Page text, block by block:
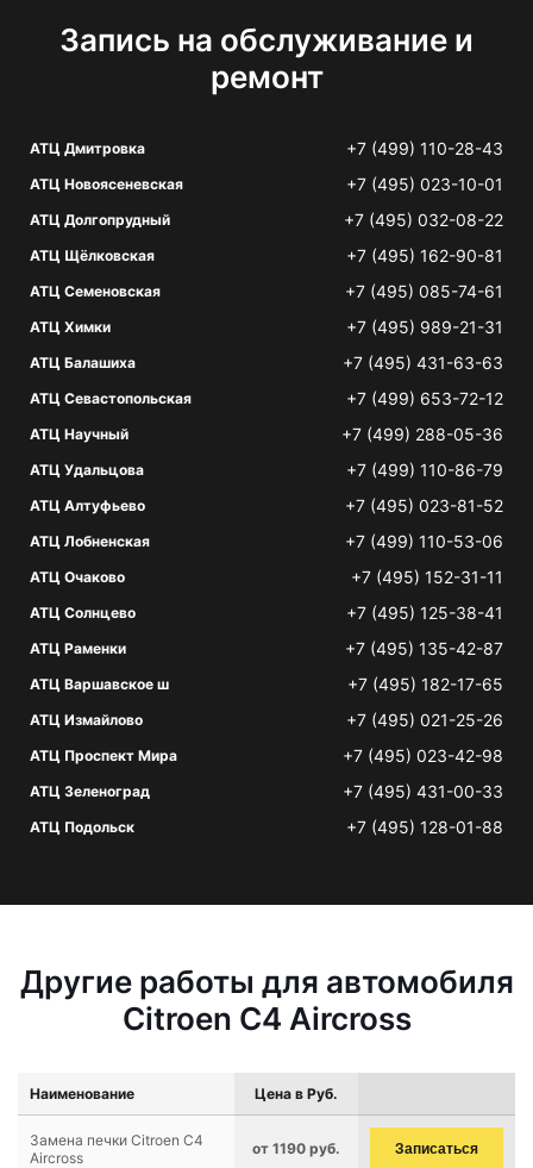
Запись на обслуживание и
ремонт
АТЦ Дмитровка +7 (499) 110-28-43
АТЦ Новоясеневская +7 (495) 023-10-01
АТЦ Долгопрудный +7 (495) 032-08-22
АТЦ Щёлковская +7 (495) 162-90-81
АТЦ Семеновская +7 (495) 085-74-61
АТЦ Химки +7 (495) 989-21-31
АТЦ Балашиха +7 (495) 431-63-63
АТЦ Севастопольская +7 (499) 653-72-12
АТЦ Научный +7 (499) 288-05-36
АТЦ Удальцова +7 (499) 110-86-79
АТЦ Алтуфьево +7 (495) 023-81-52
АТЦ Лобненская +7 (499) 110-53-06
АТЦ Очаково +7 (495) 152-31-11
АТЦ Солнцево +7 (495) 125-38-41
АТЦ Раменки +7 (495) 135-42-87
АТЦ Варшавское ш +7 (495) 182-17-65
АТЦ Измайлово +7 (495) 021-25-26
АТЦ Проспект Мира +7 (495) 023-42-98
АТЦ Зеленоград +7 (495) 431-00-33
АТЦ Подольск +7 (495) 128-01-88
Другие работы для автомобиля
Citroen C4 Aircross
Наименование Цена в Руб.
Замена печки Citroen C4
Aircross
от 1190 руб. Записаться